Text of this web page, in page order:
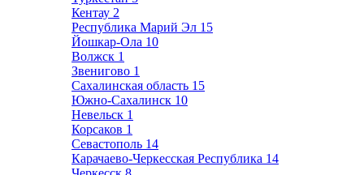
Кентау 2
Республика Марий Эл 15
Йошкар-Ола 10
Волжск 1
Звенигово 1
Сахалинская область 15
Южно-Сахалинск 10
Невельск 1
Корсаков 1
Севастополь 14
Карачаево-Черкесская Республика 14